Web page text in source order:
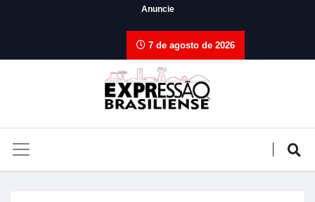
Anuncie
7 de agosto de 2026